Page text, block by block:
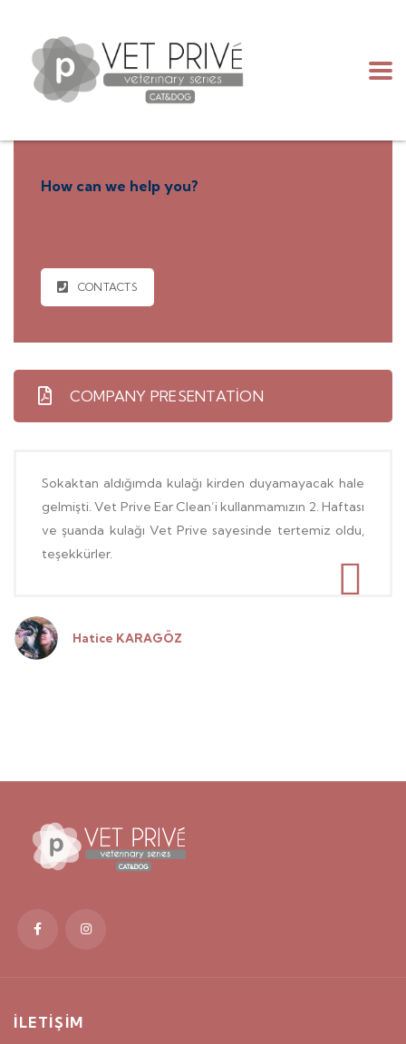
How can we help you?
CONTACTS
COMPANY PRESENTATION
Sokaktan aldığımda kulağı kirden duyamayacak hale
gelmişti. Vet Prive Ear Clean’i kullanmamızın 2. Haftası
ve şuanda kulağı Vet Prive sayesinde tertemiz oldu,
teşekkürler.
Hatice KARAGÖZ
İLETİŞİM